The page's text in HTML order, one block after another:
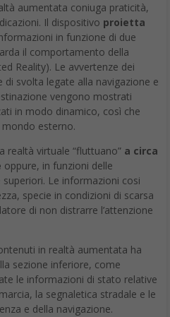
aumentata coniuga praticità,
Il dispositivo proietta
in funzione di due
il comportamento della
Reality). Le avvertenze dei
di svolta legate alla navigazione e
vengono mostrati
in modo dinamico, così che
esterno.
realtà virtuale “fluttuano” a circa
oppure, in funzioni delle
Le informazioni cosi
specie in condizioni di scarsa
di non distrarre l’attenzione
in realtà aumentata ha
sezione inferiore, come
le informazioni di stato relative
la segnaletica stradale e le
e della navigazione.